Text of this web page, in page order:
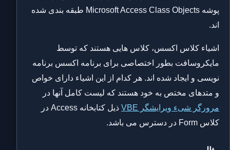
پوشه Microsoft Access Class Objects طبقه بندی شده
اند.
اشیاء کلاس اکسس، کلاس هایی هستند که توسط
مایکروسافت بطور اختصاصی برای برنامه اکسس برنامه
نویسی و ایجاد شده اند. هر کدام از این اشیاء دارای خواص
و متدهای مختص به خود هستند که لیست کامل آنها در
مرورگر شیء ویرایشگر VBE
ذیل کتابخانه Access در
کلاس Form در دسترس می باشد.